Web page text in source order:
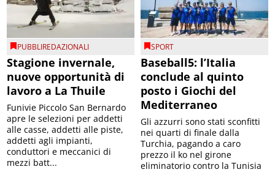
PUBBLIREDAZIONALI
Stagione invernale,
nuove opportunità di
lavoro a La Thuile
Funivie Piccolo San Bernardo
apre le selezioni per addetti
alle casse, addetti alle piste,
addetti agli impianti,
conduttori e meccanici di
mezzi batt...
SPORT
Baseball5: l’Italia
conclude al quinto
posto i Giochi del
Mediterraneo
Gli azzurri sono stati sconfitti
nei quarti di finale dalla
Turchia, pagando a caro
prezzo il ko nel girone
eliminatorio contro la Tunisia